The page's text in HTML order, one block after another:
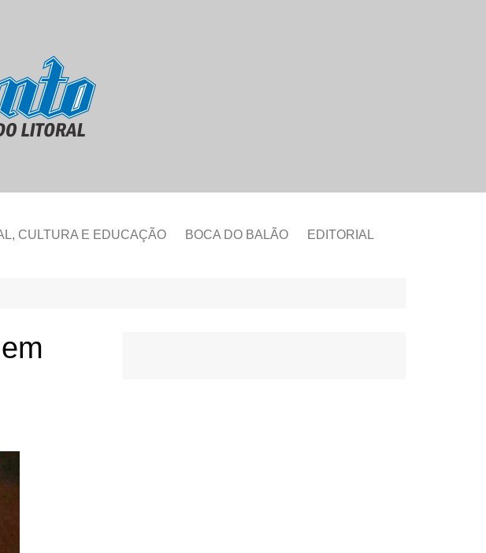
CULTURA E EDUCAÇÃO BOCA DO BALÃO EDITORIAL